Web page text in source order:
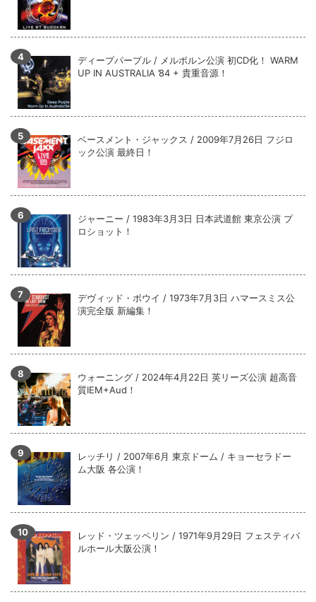
ディープパープル / メルボルン公演 初CD化！ WARM
UP IN AUSTRALIA ’84 + 貴重音源！
ベースメント・ジャックス / 2009年7月26日 フジロ
ック公演 最終日！
ジャーニー / 1983年3月3日 日本武道館 東京公演 プ
ロショット！
デヴィッド・ボウイ / 1973年7月3日 ハマースミス公
演完全版 新編集！
ウォーニング / 2024年4月22日 英リーズ公演 超高音
質IEM+Aud！
レッチリ / 2007年6月 東京ドーム / キョーセラドー
ム大阪 各公演！
レッド・ツェッペリン / 1971年9月29日 フェスティバ
ルホール大阪公演！